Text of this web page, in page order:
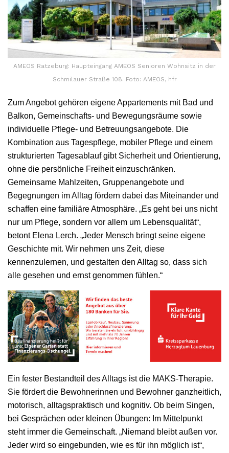
AMEOS Ratzeburg: Haupteingang AMEOS Senioren Wohnsitz in der
Schmilauer Straße 108. Foto: AMEOS, hfr
Zum Angebot gehören eigene Appartements mit Bad und
Balkon, Gemeinschafts- und Bewegungsräume sowie
individuelle Pflege- und Betreuungsangebote. Die
Kombination aus Tagespflege, mobiler Pflege und einem
strukturierten Tagesablauf gibt Sicherheit und Orientierung,
ohne die persönliche Freiheit einzuschränken.
Gemeinsame Mahlzeiten, Gruppenangebote und
Begegnungen im Alltag fördern dabei das Miteinander und
schaffen eine familiäre Atmosphäre. „Es geht bei uns nicht
nur um Pflege, sondern vor allem um Lebensqualität“,
betont Elena Lerch. „Jeder Mensch bringt seine eigene
Geschichte mit. Wir nehmen uns Zeit, diese
kennenzulernen, und gestalten den Alltag so, dass sich
alle gesehen und ernst genommen fühlen.“
Ein fester Bestandteil des Alltags ist die MAKS-Therapie.
Sie fördert die Bewohnerinnen und Bewohner ganzheitlich,
motorisch, alltagspraktisch und kognitiv. Ob beim Singen,
bei Gesprächen oder kleinen Übungen: Im Mittelpunkt
steht immer die Gemeinschaft. „Niemand bleibt außen vor.
Jeder wird so eingebunden, wie es für ihn möglich ist“,